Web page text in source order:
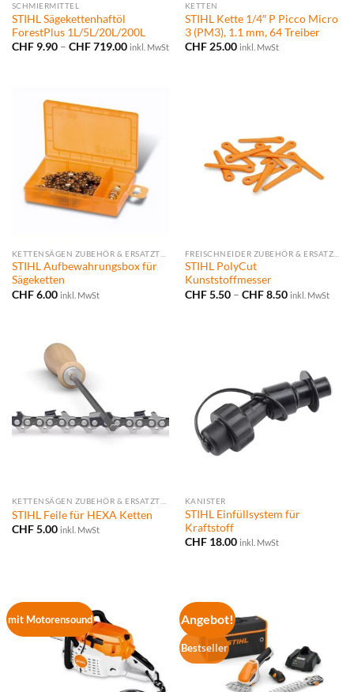
SCHMIERMITTEL
STIHL Sägekettenhaftöl
ForestPlus 1L/5L/20L/200L
CHF9.90 – CHF719.00Preisspanne:
inkl. MwSt
KETTEN
STIHL Kette 1/4″ P Picco Micro
3 (PM3), 1.1 mm, 64 Treiber
CHF25.00 inkl. MwSt
STIHL Aufbewahrungsbox für
Sägeketten
CHF6.00 inkl. MwSt
STIHL PolyCut
Kunststoffmesser
CHF5.50 – CHF8.50Preisspanne:
inkl. MwSt
KETTENSÄGEN ZUBEHÖR & ERSATZTEILE
STIHL Feile für HEXA Ketten
CHF5.00 inkl. MwSt
KANISTER
STIHL Einfüllsystem für
Kraftstoff
CHF18.00 inkl. MwSt
mit Motorensound Angebot!
Bestseller